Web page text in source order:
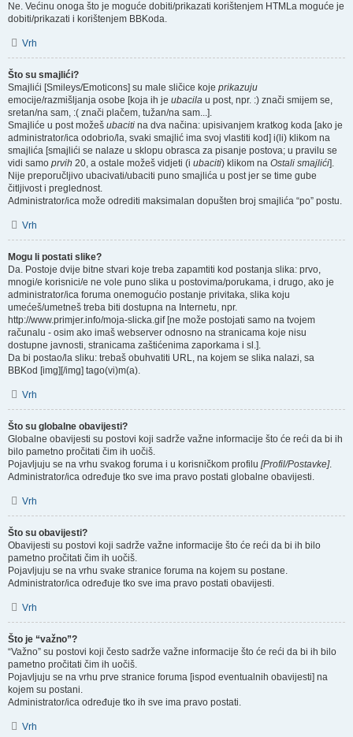
Ne. Većinu onoga što je moguće dobiti/prikazati korištenjem HTMLa moguće je
dobiti/prikazati i korištenjem BBKoda.
Vrh
Što su smajlići?
Smajlići [Smileys/Emoticons] su male sličice koje prikazuju
emocije/razmišljanja osobe [koja ih je ubacila u post, npr. :) znači smijem se,
sretan/na sam, :( znači plačem, tužan/na sam...].
Smajliće u post možeš ubaciti na dva načina: upisivanjem kratkog koda [ako je
administrator/ica odobrio/la, svaki smajlić ima svoj vlastiti kod] i(li) klikom na
smajlića [smajlići se nalaze u sklopu obrasca za pisanje postova; u pravilu se
vidi samo prvih 20, a ostale možeš vidjeti (i ubaciti) klikom na Ostali smajlići].
Nije preporučljivo ubacivati/ubaciti puno smajlića u post jer se time gube
čitljivost i preglednost.
Administrator/ica može odrediti maksimalan dopušten broj smajlića “po” postu.
Vrh
Mogu li postati slike?
Da. Postoje dvije bitne stvari koje treba zapamtiti kod postanja slika: prvo,
mnogi/e korisnici/e ne vole puno slika u postovima/porukama, i drugo, ako je
administrator/ica foruma onemogućio postanje privitaka, slika koju
umećeš/umetneš treba biti dostupna na Internetu, npr.
http://www.primjer.info/moja-slicka.gif [ne može postojati samo na tvojem
računalu - osim ako imaš webserver odnosno na stranicama koje nisu
dostupne javnosti, stranicama zaštićenima zaporkama i sl.].
Da bi postao/la sliku: trebaš obuhvatiti URL, na kojem se slika nalazi, sa
BBKod [img][/img] tago(vi)m(a).
Vrh
Što su globalne obavijesti?
Globalne obavijesti su postovi koji sadrže važne informacije što će reći da bi ih
bilo pametno pročitati čim ih uočiš.
Pojavljuju se na vrhu svakog foruma i u korisničkom profilu [Profil/Postavke].
Administrator/ica određuje tko sve ima pravo postati globalne obavijesti.
Vrh
Što su obavijesti?
Obavijesti su postovi koji sadrže važne informacije što će reći da bi ih bilo
pametno pročitati čim ih uočiš.
Pojavljuju se na vrhu svake stranice foruma na kojem su postane.
Administrator/ica određuje tko sve ima pravo postati obavijesti.
Vrh
Što je “važno”?
“Važno” su postovi koji često sadrže važne informacije što će reći da bi ih bilo
pametno pročitati čim ih uočiš.
Pojavljuju se na vrhu prve stranice foruma [ispod eventualnih obavijesti] na
kojem su postani.
Administrator/ica određuje tko ih sve ima pravo postati.
Vrh